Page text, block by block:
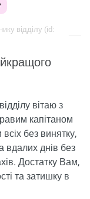
відділу (id:
вітаю з
капітаном
без винятку,
вдалих днів без
Достатку Вам,
та затишку в